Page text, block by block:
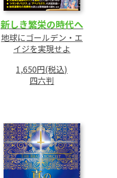
新しき繁栄の時代へ
地球にゴールデン・エ
イジを実現せよ
1,650円(税込)
四六判